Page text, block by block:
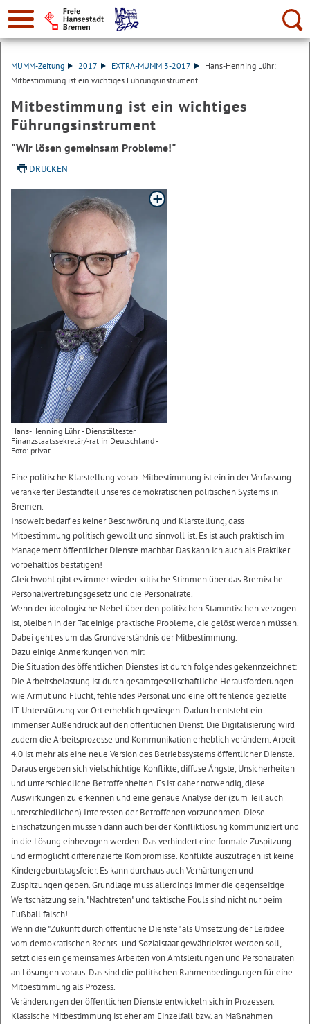
Suche:
MUMM-Zeitung 2017 EXTRA-MUMM 3-2017
Hans-Henning Lühr:
Mitbestimmung ist ein wichtiges Führungsinstrument
Mitbestimmung ist ein wichtiges
Führungsinstrument
"Wir lösen gemeinsam Probleme!"
DRUCKEN
Hans-Henning Lühr - Dienstältester
Finanzstaatssekretär/-rat in Deutschland -
Foto: privat
Eine politische Klarstellung vorab: Mitbestimmung ist ein in der Verfassung
verankerter Bestandteil unseres demokratischen politischen Systems in
Bremen.
Insoweit bedarf es keiner Beschwörung und Klarstellung, dass
Mitbestimmung politisch gewollt und sinnvoll ist. Es ist auch praktisch im
Management öffentlicher Dienste machbar. Das kann ich auch als Praktiker
vorbehaltlos bestätigen!
Gleichwohl gibt es immer wieder kritische Stimmen über das Bremische
Personalvertretungsgesetz und die Personalräte.
Wenn der ideologische Nebel über den politischen Stammtischen verzogen
ist, bleiben in der Tat einige praktische Probleme, die gelöst werden müssen.
Dabei geht es um das Grundverständnis der Mitbestimmung.
Dazu einige Anmerkungen von mir:
Die Situation des öffentlichen Dienstes ist durch folgendes gekennzeichnet:
Die Arbeitsbelastung ist durch gesamtgesellschaftliche Herausforderungen
wie Armut und Flucht, fehlendes Personal und eine oft fehlende gezielte
IT-Unterstützung vor Ort erheblich gestiegen. Dadurch entsteht ein
immenser Außendruck auf den öffentlichen Dienst. Die Digitalisierung wird
zudem die Arbeitsprozesse und Kommunikation erheblich verändern. Arbeit
4.0 ist mehr als eine neue Version des Betriebssystems öffentlicher Dienste.
Daraus ergeben sich vielschichtige Konflikte, diffuse Ängste, Unsicherheiten
und unterschiedliche Betroffenheiten. Es ist daher notwendig, diese
Auswirkungen zu erkennen und eine genaue Analyse der (zum Teil auch
unterschiedlichen) Interessen der Betroffenen vorzunehmen. Diese
Einschätzungen müssen dann auch bei der Konfliktlösung kommuniziert und
in die Lösung einbezogen werden. Das verhindert eine formale Zuspitzung
und ermöglicht differenzierte Kompromisse. Konflikte auszutragen ist keine
Kindergeburtstagsfeier. Es kann durchaus auch Verhärtungen und
Zuspitzungen geben. Grundlage muss allerdings immer die gegenseitige
Wertschätzung sein. "Nachtreten" und taktische Fouls sind nicht nur beim
Fußball falsch!
Wenn die "Zukunft durch öffentliche Dienste" als Umsetzung der Leitidee
vom demokratischen Rechts- und Sozialstaat gewährleistet werden soll,
setzt dies ein gemeinsames Arbeiten von Amtsleitungen und Personalräten
an Lösungen voraus. Das sind die politischen Rahmenbedingungen für eine
Mitbestimmung als Prozess.
Veränderungen der öffentlichen Dienste entwickeln sich in Prozessen.
Klassische Mitbestimmung ist eher am Einzelfall bzw. an Maßnahmen